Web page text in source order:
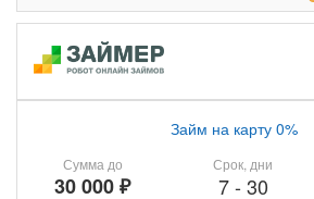
Сумма до
30 000 ₽
Займ на карту 0%
Срок, дни
7- 30